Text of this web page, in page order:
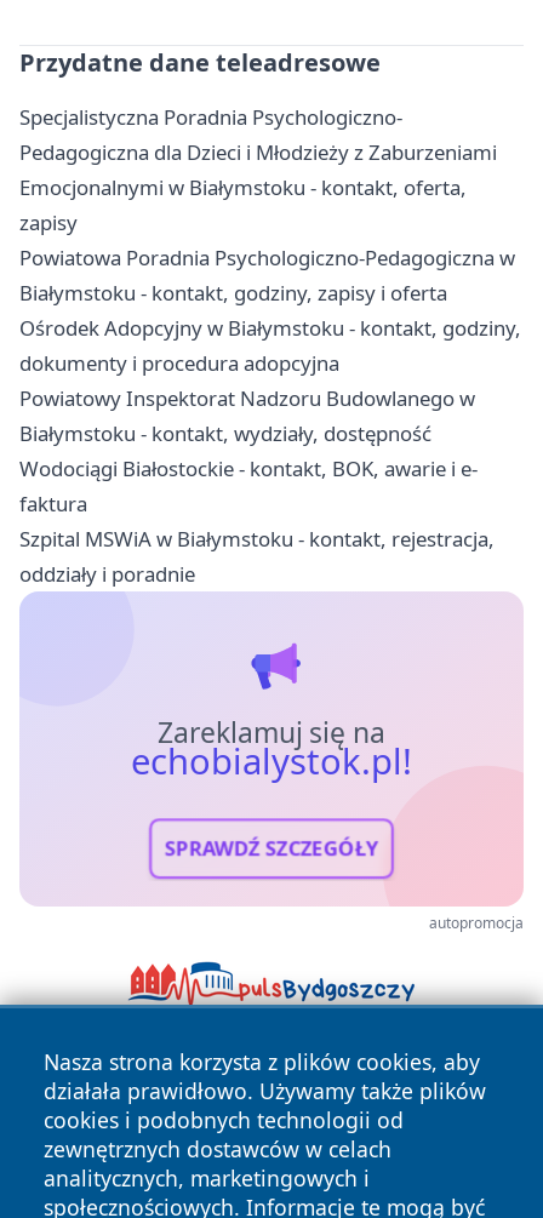
Przydatne dane teleadresowe
Specjalistyczna Poradnia Psychologiczno-
Pedagogiczna dla Dzieci i Młodzieży z Zaburzeniami
Emocjonalnymi w Białymstoku - kontakt, oferta,
zapisy
Powiatowa Poradnia Psychologiczno-Pedagogiczna w
Białymstoku - kontakt, godziny, zapisy i oferta
Ośrodek Adopcyjny w Białymstoku - kontakt, godziny,
dokumenty i procedura adopcyjna
Powiatowy Inspektorat Nadzoru Budowlanego w
Białymstoku - kontakt, wydziały, dostępność
Wodociągi Białostockie - kontakt, BOK, awarie i e-
faktura
Szpital MSWiA w Białymstoku - kontakt, rejestracja,
oddziały i poradnie
Zareklamuj się na
echobialystok.pl!
SPRAWDŹ SZCZEGÓŁY
autopromocja
Nasza strona korzysta z plików cookies, aby
działała prawidłowo. Używamy także plików
cookies i podobnych technologii od
zewnętrznych dostawców w celach
analitycznych, marketingowych i
społecznościowych. Informacje te mogą być
Copyright © 2026 echobialystok.pl Wszystkie prawa